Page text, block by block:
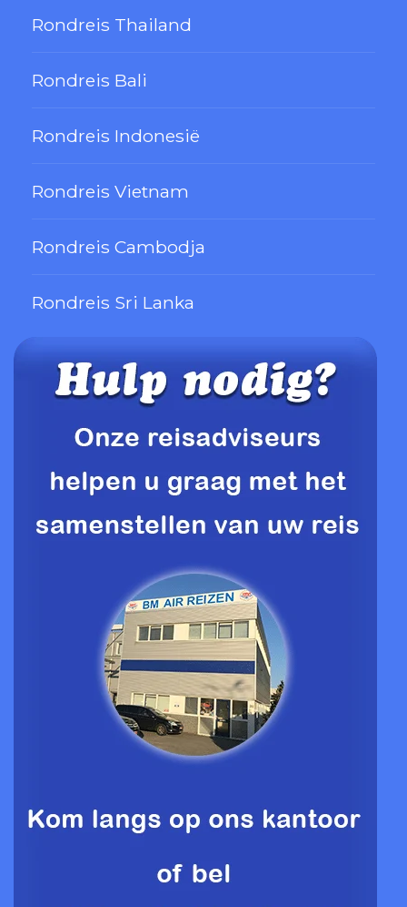
Rondreis Thailand
Rondreis Bali
Rondreis Indonesië
Rondreis Vietnam
Rondreis Cambodja
Rondreis Sri Lanka